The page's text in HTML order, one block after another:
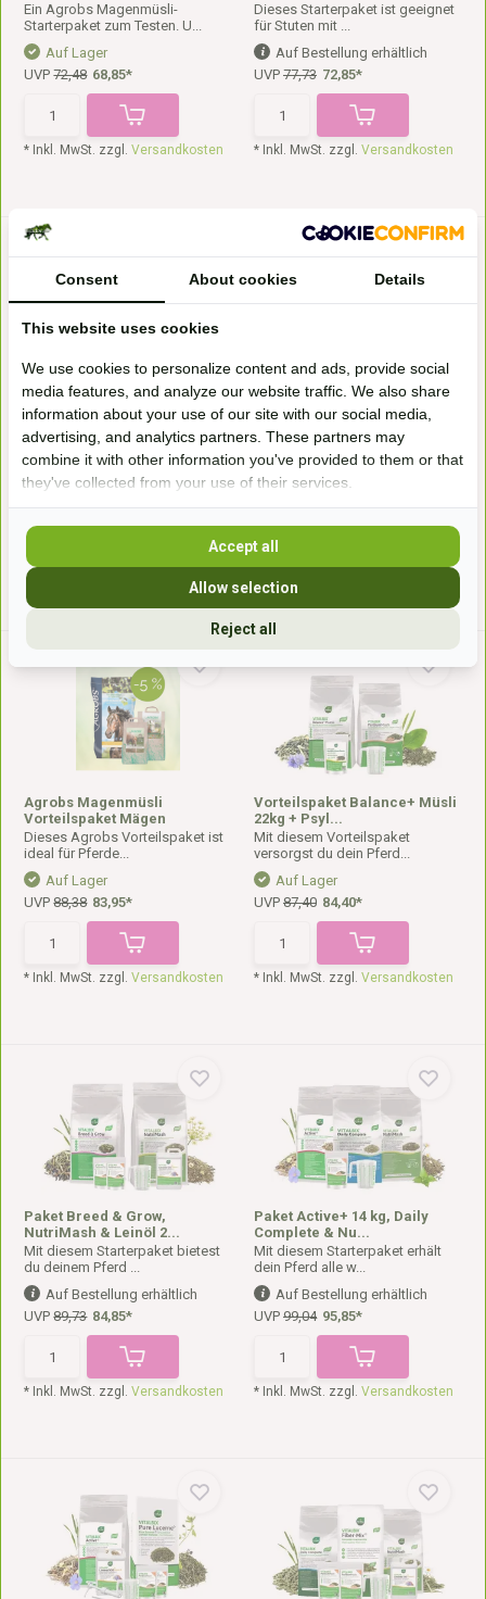
Ein Agrobs Magenmüsli-
Starterpaket zum Testen. U...
Auf Lager
UVP72,48 68,85*
* Inkl. MwSt. zzgl.Versandkosten
Dieses Starterpaket ist geeignet
für Stuten mit ...
Auf Bestellung erhältlich
UVP 77,73 72,85*
* Inkl. MwSt. zzgl. Versandkosten
Paket Breed & Grow, Pure
Lucerne+ & Lein...
Mit diesem Starterpaket erhält
dein Pferd eine v...
Auf Bestellung erhältlich
UVP 77,73 72,85*
* Inkl. MwSt. zzgl.Versandkosten
Vorteilspaket Balance+ Müsli
22kg, Fiber...
Mit diesem Starterpaket erhält
dein Pferd alle e...
Auf Bestellung erhältlich
UVP85,73 80,85*
* Inkl. MwSt. zzgl.Versandkosten
Agrobs Magenmüsli
Vorteilspaket Mägen
Dieses Agrobs Vorteilspaket ist
ideal für Pferde...
Auf Lager
UVP88,38 83,95*
* Inkl. MwSt. zzgl.Versandkosten
Vorteilspaket Balance+ Müsli
22kg + Psyl...
Mit diesem Vorteilspaket
versorgst du dein Pferd...
Auf Lager
UVP 87,40 84,40*
* Inkl. MwSt. zzgl. Versandkosten
Paket Breed & Grow,
NutriMash & Leinöl 2...
Mit diesem Starterpaket bietest
du deinem Pferd ...
Auf Bestellung erhältlich
UVP89,73 84,85*
* Inkl. MwSt. zzgl.Versandkosten
Paket Active+ 14 kg, Daily
Complete & Nu...
Mit diesem Starterpaket erhält
dein Pferd alle w...
Auf Bestellung erhältlich
UVP 99,04 95,85*
* Inkl. MwSt. zzgl. Versandkosten
Consent About cookies Details
This website uses cookies
We use cookies to personalize content and ads, provide social
media features, and analyze our website traffic. We also share
information about your use of our site with our social media,
advertising, and analytics partners. These partners may
combine it with other information you've provided to them or that
they've collected from your use of their services.
Reject all
Allow selection
Accept all